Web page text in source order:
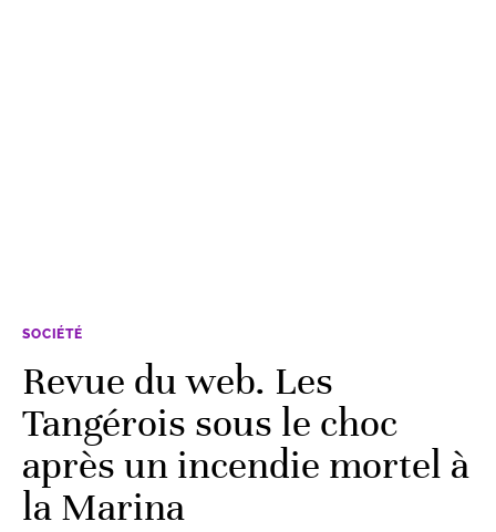
SOCIÉTÉ
Revue du web. Les
Tangérois sous le choc
après un incendie mortel à
la Marina